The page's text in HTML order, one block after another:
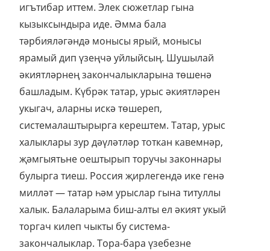
игътибар иттем. Элек сюжетлар гына
кызыксындыра иде. Әмма бала
тәрбияләгәндә монысы ярый, монысы
ярамый дип үзеңчә уйлыйсың. Шушылай
әкиятләрнең закончалыкларына төшенә
башладым. Күбрәк татар, урыс әкиятләрен
укыгач, аларны искә төшереп,
системалаштырырга керештем. Татар, урыс
халыклары зур дәүләтләр тоткан кавемнәр,
җәмгыятьне оештырып торучы законнары
булырга тиеш. Россия җирлегендә ике генә
милләт — татар һәм урыслар гына титуллы
халык. Балаларыма биш-алты ел әкият укый
торгач килеп чыкты бу система-
закончалыклар. Тора-бара үзебезне